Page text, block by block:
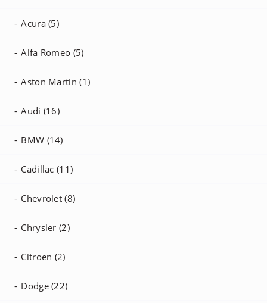
Acura (5)
Alfa Romeo (5)
Aston Martin (1)
Audi (16)
BMW (14)
Cadillac (11)
Chevrolet (8)
Chrysler (2)
Citroen (2)
Dodge (22)